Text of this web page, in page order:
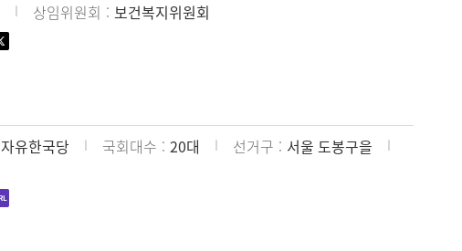
상임위원회
보건복지위원회
자유한국당 국회대수 20대 선거구
서울 도봉구을